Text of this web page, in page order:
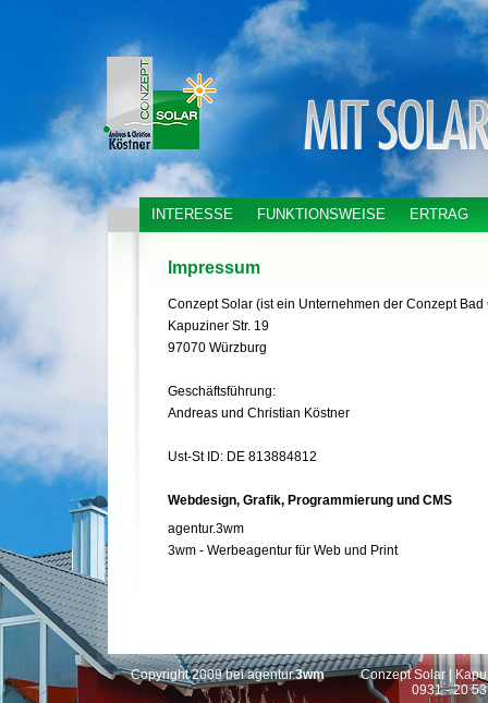
INTERESSE FUNKTIONSWEISE ERTRAG
Impressum
Conzept Solar (ist ein Unternehmen der Conzept Bad
Kapuziner Str. 19
97070 Würzburg
Geschäftsführung:
Andreas und Christian Köstner
Ust-St ID: DE 813884812
Webdesign, Grafik, Programmierung und CMS
agentur.3wm
3wm - Werbeagentur für Web und Print
Copyright 2009 beiagentur.3wmConzept Solar |
0931 - 20